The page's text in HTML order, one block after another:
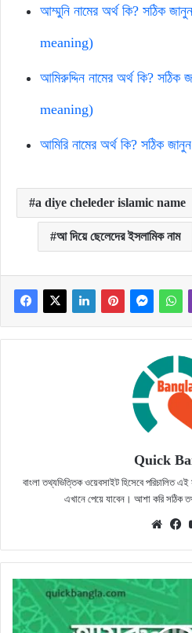
আম্মুনি নামের অর্থ কি? সঠিক
meaning)
আমিরুদ্দিন নামের অর্থ কি?
meaning)
আমিরি নামের অর্থ কি? সঠিক
a diye cheleder islamic name
আ দিয়ে ছেলেদের ইসলামিক নাম
Quick
বাংলা তথ্যভিত্তিক ওয়েবসাইট হিসেবে পরিচালিত
এখানে পেয়ে যাবেন। আশা করি সঠিক
আমরুল্লাহ
নামের
অর্থ